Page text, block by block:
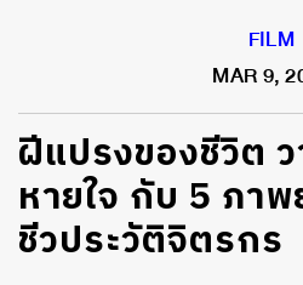
FILM
MAR 9,
ฝีแปรงของชีวิต
หายใจ กับ 5 ภา
ชีวประวัติจิตรกร